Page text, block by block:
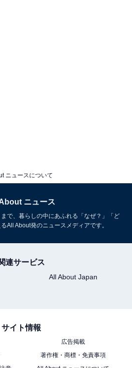
ニュースについて
ニュース
で、暮らしの中にあふれる「なぜ？」「ど
All About発のニュースメディアです。
連サービス
All About Japan
サイト情報
広告掲載
著作権・商標・免責事項